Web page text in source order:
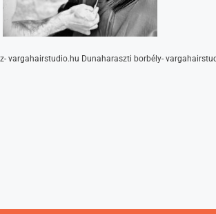
vargahairstudio.hu Dunaharaszti borbély-